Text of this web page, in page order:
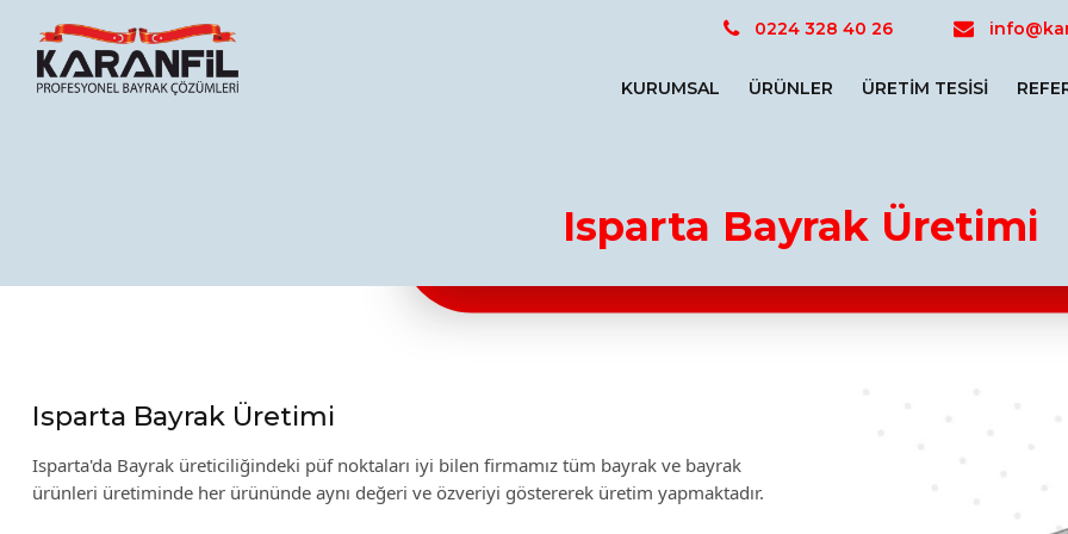
Karanfil Profesyonel Bayrak Çözümleri
KURUMSAL ÜRÜNLER ÜRETIM TESISI
0224 328 40 26
Isparta Bayrak Üretimi
Isparta Bayrak Üretimi
Isparta'da Bayrak üreticiliğindeki püf noktaları iyi bilen firmamız tüm bayrak ve bayrak
ürünleri üretiminde her ürününde aynı değeri ve özveriyi göstererek üretim yapmaktadır.